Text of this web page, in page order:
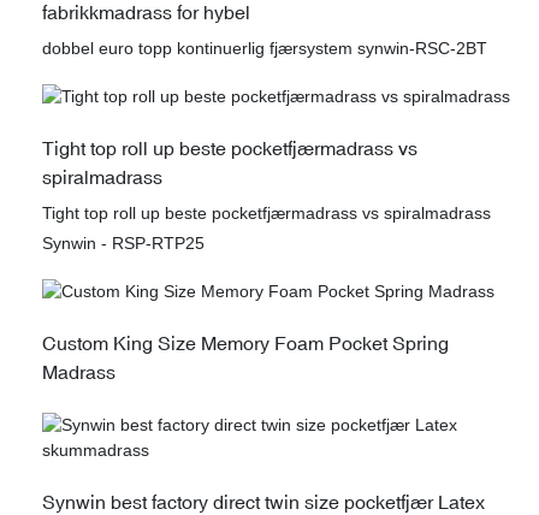
fabrikkmadrass for hybel
dobbel euro topp kontinuerlig fjærsystem synwin-RSC-2BT
Tight top roll up beste pocketfjærmadrass vs
spiralmadrass
Tight top roll up beste pocketfjærmadrass vs spiralmadrass
Synwin - RSP-RTP25
Custom King Size Memory Foam Pocket Spring
Madrass
Synwin best factory direct twin size pocketfjær Latex